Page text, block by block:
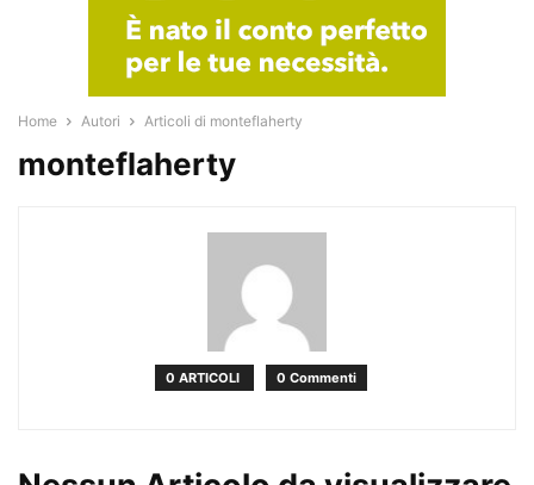
Home Autori Articoli di monteflaherty
monteflaherty
0 ARTICOLI 0 Commenti